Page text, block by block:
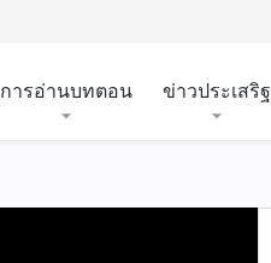
การอ่านบทตอน ข่าวประเสริฐ